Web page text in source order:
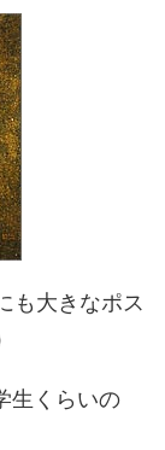
も大きなポス
生くらいの